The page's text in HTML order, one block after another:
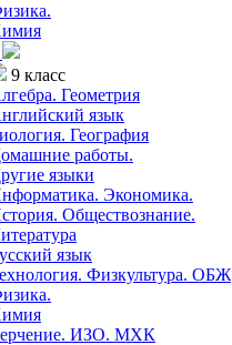
9 класс
Геометрия
язык
География
работы.
языки
Экономика.
Обществознание.
язык
Физкультура. ОБЖ
ИЗО. МХК